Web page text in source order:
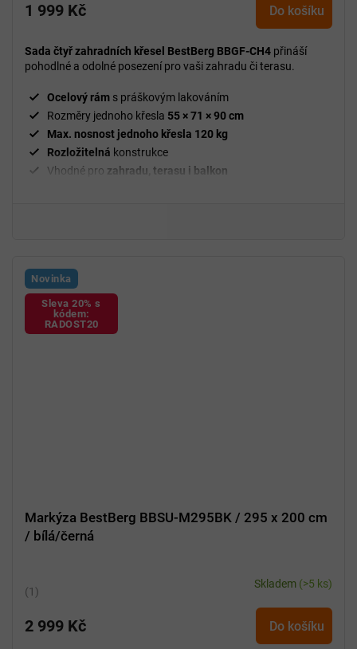
produktu
5,0
z
hvězdiček.
1 999 Kč Do košíku
Sada čtyř zahradních křesel BestBerg BBGF-CH4 přináší
pohodlné a odolné posezení pro vaši zahradu či terasu.
Ocelový rám s práškovým lakováním
Rozměry jednoho křesla 55 × 71 × 90 cm
Max. nosnost jednoho křesla 120 kg
Rozložitelná konstrukce
Vhodné pro zahradu, terasu i balkon
Novinka
Sleva 20% s
kódem:
RADOST20
Markýza BestBerg BBSU-M295BK / 295 x 200 cm
/ bílá/černá
Průměrné
produktu
Skladem (>5 ks)
2 999 Kč Do košíku